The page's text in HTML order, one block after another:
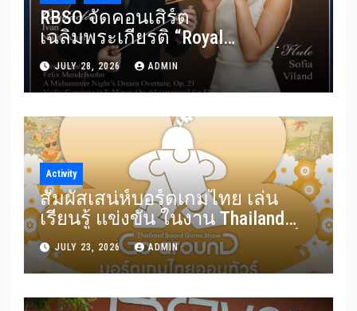
RBSO จัดคอนเสิร์ต
เฉลิมพระเกียรติ “Royal
Benevolence” รวมบทประพันธ์
อมตะจาก Mendelssohn และ
Rimsky-Korsakov 31 กรกฎาคมนี้
JULY 28, 2026 ADMIN
Activity
สัมผัสเสน่ห์บอร์ดเกมไทย เล่น
เรียนรู้ แข่งขัน ในงาน Thailand
Board Game Show Go arounD บอร์ด
เกมไทยออนทัวร์ วันที่ 24-26
กรกฎาคม 2569 ณ ICS Lifestyle
Complex
JULY 23, 2026 ADMIN